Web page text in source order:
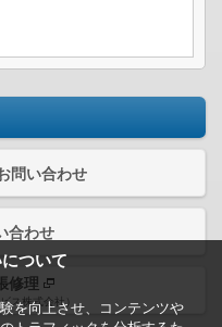
ついて
を向上させ、コンテンツや
問い合わせ
合わせ
修理
ス株式会社）